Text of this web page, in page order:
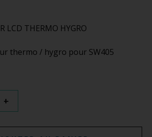
LCD THERMO HYGRO
thermo / hygro pour SW405
+